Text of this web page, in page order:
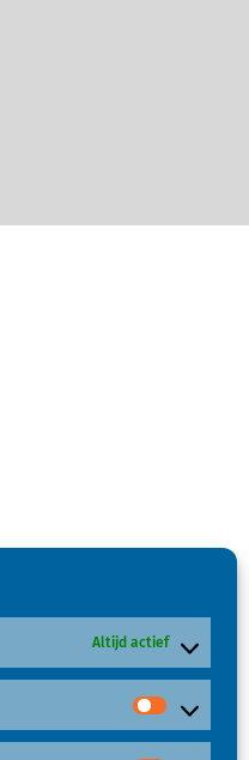
Altijd actief